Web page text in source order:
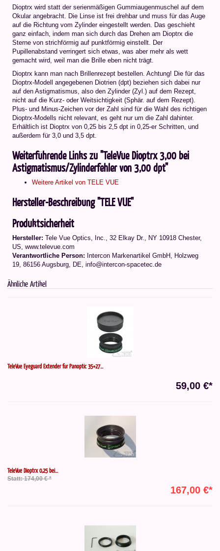
Dioptrx wird statt der serienmäßigen Gummiaugenmuschel auf dem
Okular angebracht. Die Linse ist frei drehbar und muss für das Auge
auf die Richtung vom Zylinder eingestellt werden. Das geschieht
ganz einfach, indem man sich durch das Drehen am Dioptrx die
Sterne von strichförmig auf punktförmig einstellt. Der
Pupillenabstand verringert sich etwas, was aber mehr als wett
gemacht wird, weil man die Brille eben nicht trägt.
Dioptrx kann man nach Brillenrezept bestellen. Achtung! Die für das
Dioptrx-Modell angegebenen Diotrien (dpt) beziehen sich dabei nur
auf den Astigmatismus, also den Zylinder (Zyl.) auf dem Rezept,
nicht auf die Kurz- oder Weitsichtigkeit (Sphär. auf dem Rezept).
Plus- und Minus-Zeichen vor der Zahl sind für die Wahl des richtigen
Dioptrx-Modells nicht relevant, es geht nur um die Zahl dahinter.
Erhältlich ist Dioptrx von 0,25 bis 2,5 dpt in 0,25-er Schritten, und
außerdem für 3,0 und 3,5 dpt.
Weiterführende Links zu "TeleVue Dioptrx 3,00 bei
Astigmatismus/Zylinderfehler von 3,00 dpt"
Weitere Artikel von TELE VUE
Hersteller-Beschreibung "TELE VUE"
Produktsicherheit
Hersteller: Tele Vue Optics, Inc., 32 Elkay Dr., NY 10918 Chester,
US, www.televue.com
Verantwortliche Person: Intercon Markenartikel GmbH, Holzweg
19, 86156 Augsburg, DE, info@intercon-spacetec.de
Ähnliche Artikel
TeleVue Eyeguard Extender für Panoptic 35+27...
59,00 €*
TeleVue Dioptrx 0,25 bei...
Statt: 174,00 € *
167,00 €*